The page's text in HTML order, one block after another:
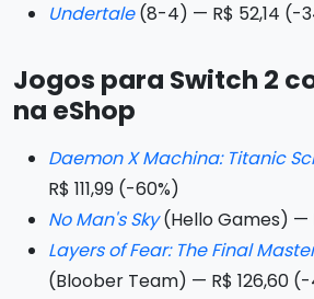
Undertale(8-4) — R$ 52,14 (-
Jogos para Switch 2
na eShop
Daemon X Machina: Titanic
R$ 111,99 (-60%)
No Man's Sky(Hello Games) —
Layers of Fear: The Final
(Bloober Team) — R$ 126,60